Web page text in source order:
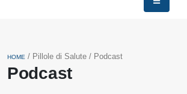
Podcast
HOME / Pillole di Salute / Podcast